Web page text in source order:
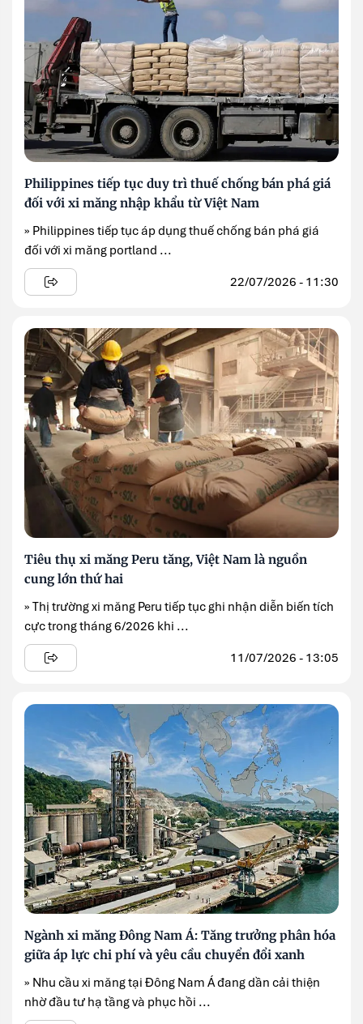
Philippines tiếp tục duy trì thuế chống bán phá giá
đối với xi măng nhập khẩu từ Việt Nam
» Philippines tiếp tục áp dụng thuế chống bán phá giá
đối với xi măng portland ...
22/07/2026 - 11:30
Tiêu thụ xi măng Peru tăng, Việt Nam là nguồn
cung lớn thứ hai
» Thị trường xi măng Peru tiếp tục ghi nhận diễn biến tích
cực trong tháng 6/2026 khi ...
11/07/2026 - 13:05
Ngành xi măng Đông Nam Á: Tăng trưởng phân hóa
giữa áp lực chi phí và yêu cầu chuyển đổi xanh
» Nhu cầu xi măng tại Đông Nam Á đang dần cải thiện
nhờ đầu tư hạ tầng và phục hồi ...